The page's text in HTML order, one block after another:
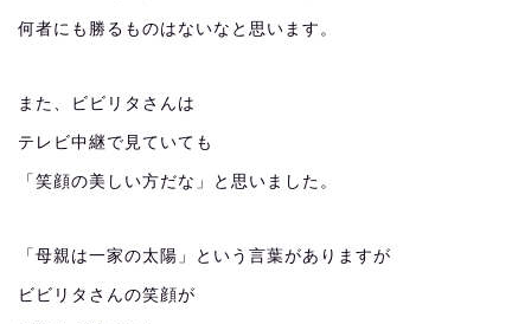
何者にも勝るものはないなと思います。
また、ビビリタさんは
テレビ中継で見ていても
「笑顔の美しい方だな」と思いました。
「母親は一家の太陽」という言葉がありますが
ビビリタさんの笑顔が